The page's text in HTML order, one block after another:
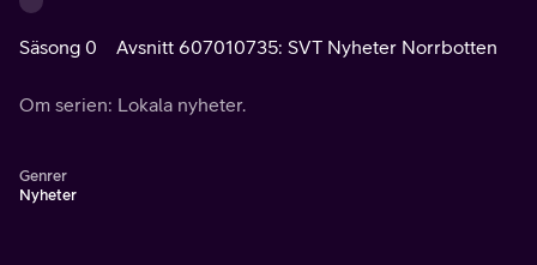
Säsong 0 Avsnitt 607010735: SVT Nyheter Norrbotten
Om serien: Lokala nyheter.
Genrer
Nyheter